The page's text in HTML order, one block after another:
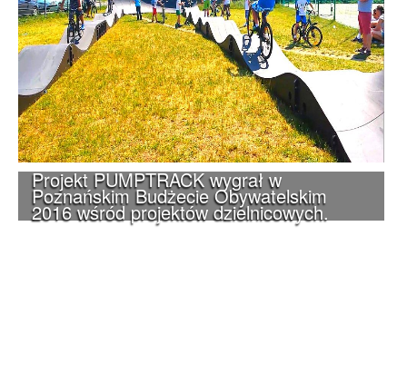
Projekt PUMPTRACK wygrał w
Poznańskim Budżecie Obywatelskim
2016 wśród projektów dzielnicowych.